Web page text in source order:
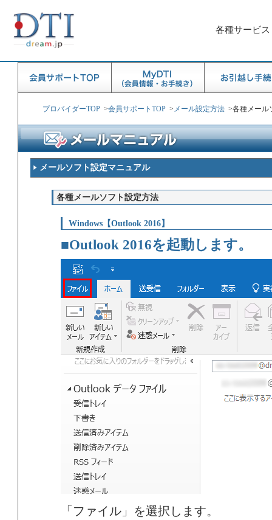
各種サービス
プロバイダーTOP >会員サポートTOP > メール設定方法 >各種メール
メールソフト設定マニュアル
各種メールソフト設定方法
Windows【Outlook 2016】
■Outlook 2016を起動します。
「ファイル」を選択します。